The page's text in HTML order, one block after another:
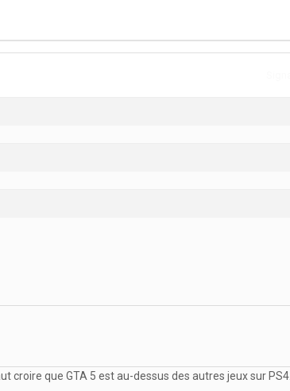
que GTA 5 est au-dessus des autres jeux sur PS4.